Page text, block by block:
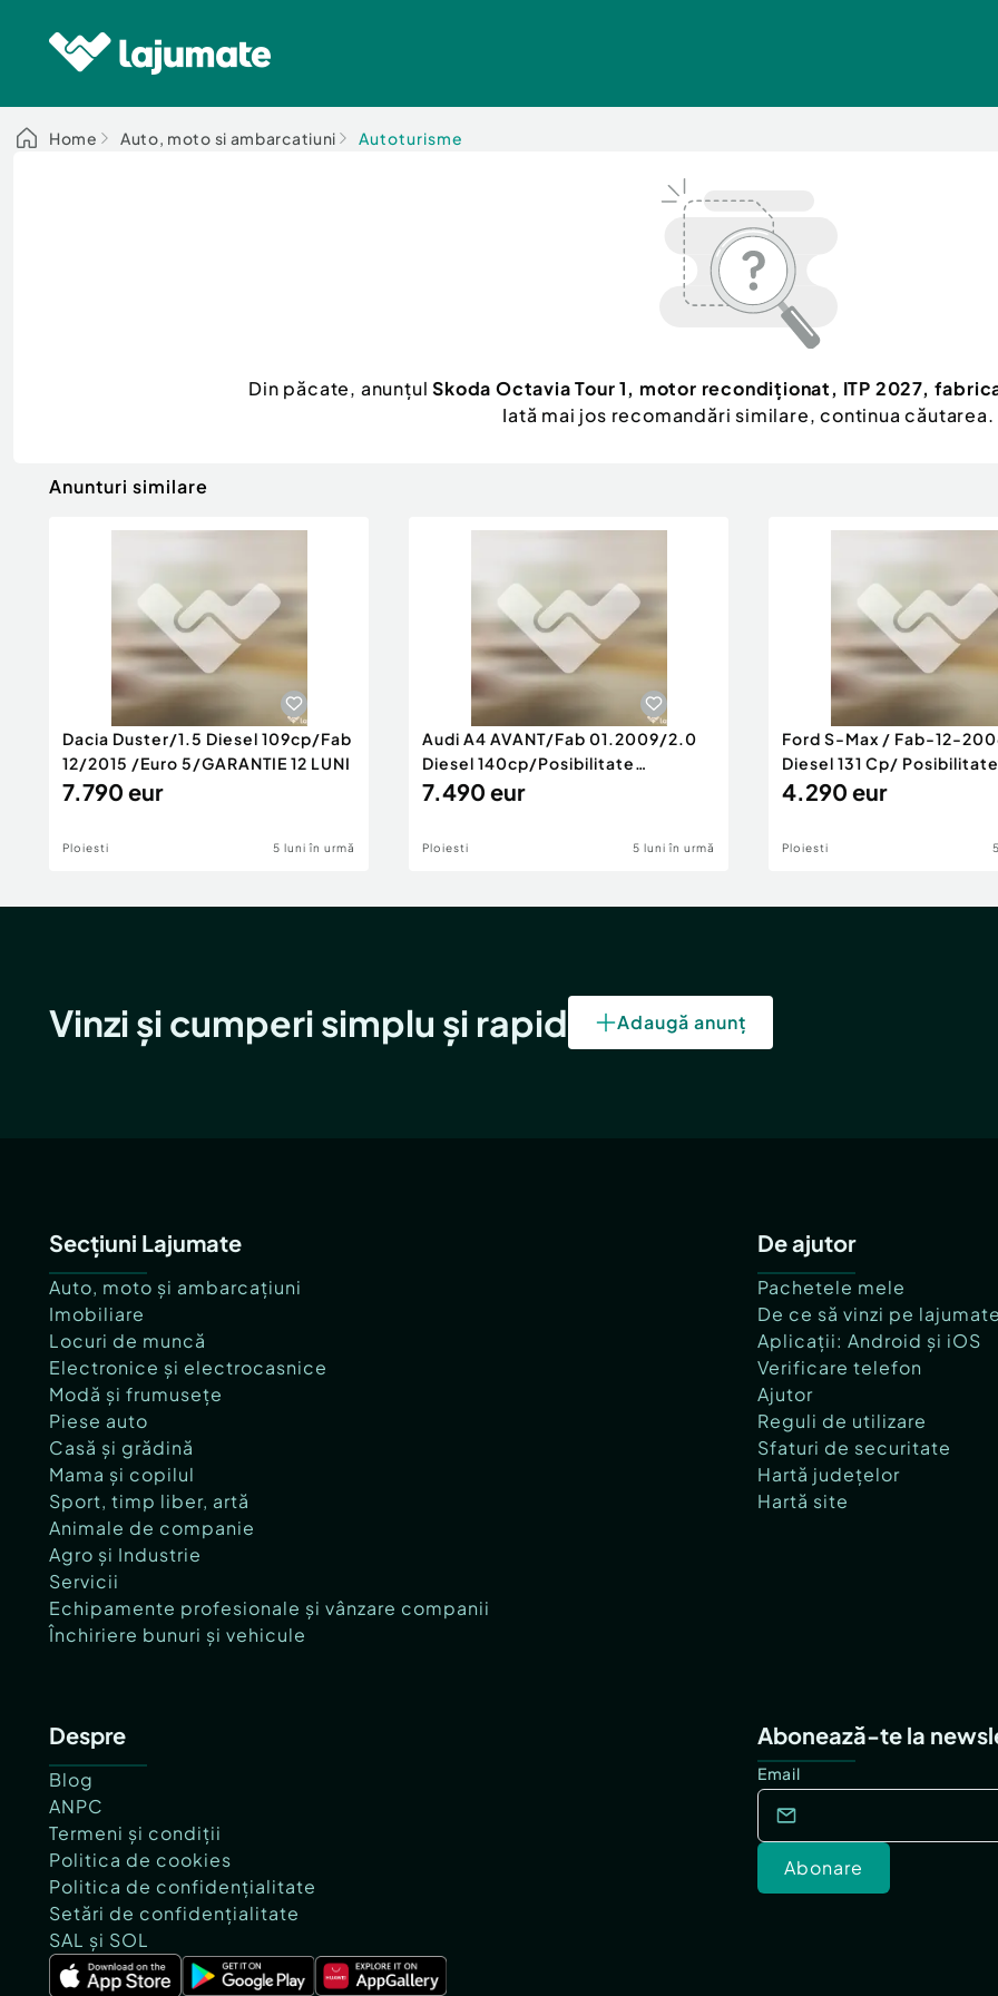
Home Auto, moto si ambarcatiuni Autoturisme
Din păcate, anunțulSkoda Octavia Tour 1, motor recondiționat, ITP 2027,
Iată mai jos recomandări similare, continua căutarea.
Anunturi similare
Dacia Duster/1.5 Diesel 109cp/Fab
12/2015 /Euro 5/GARANTIE 12 LUNI
7.790 eur
Ploiesti 5 luni în urmă
Audi A4 AVANT/Fab 01.2009/2.0
Diesel 140cp/Posibilitate
Rate/GARANTIE
7.490 eur
Ploiesti 5 luni în urmă
Ford S-Max / Fab-12-
Diesel 131 Cp/
4.290 eur
Ploiesti
Vinzi și cumperi simplu și rapid Adaugă anunț
Secțiuni Lajumate
Auto, moto și ambarcațiuni
Imobiliare
Locuri de muncă
Electronice și electrocasnice
Modă și frumusețe
Piese auto
Casă și grădină
Mama și copilul
Sport, timp liber, artă
Animale de companie
Agro și Industrie
Servicii
Echipamente profesionale și vânzare companii
Închiriere bunuri și vehicule
De ajutor
Pachetele mele
De ce să vinzi pe
Aplicații: Android și iOS
Verificare telefon
Ajutor
Reguli de utilizare
Sfaturi de securitate
Hartă județelor
Hartă site
Despre
Blog
ANPC
Termeni și condiții
Politica de cookies
Politica de confidențialitate
Setări de confidențialitate
SAL și SOL
Abonează-te la
Email
Abonare